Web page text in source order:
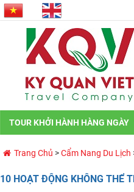
TOUR KHỞI HÀNH HÀNG NGÀY
Trang Chủ >Cẩm Nang Du Lịch
10 HOẠT ĐỘNG KHÔNG THỂ